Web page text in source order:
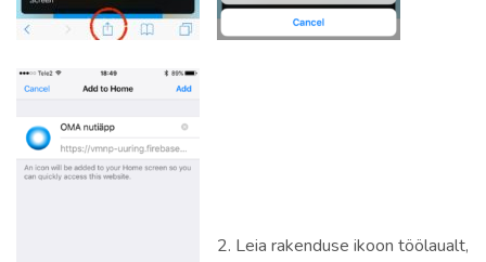
2. Leia rakenduse ikoon töölaualt,